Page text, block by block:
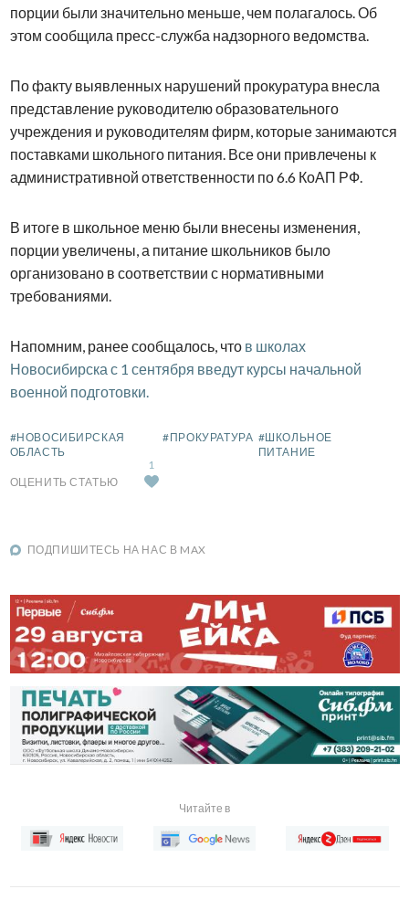
порции были значительно меньше, чем полагалось. Об
этом сообщила пресс-служба надзорного ведомства.
По факту выявленных нарушений прокуратура внесла
представление руководителю образовательного
учреждения и руководителям фирм, которые занимаются
поставками школьного питания. Все они привлечены к
административной ответственности по 6.6 КоАП РФ.
В итоге в школьное меню были внесены изменения,
порции увеличены, а питание школьников было
организовано в соответствии с нормативными
требованиями.
Напомним, ранее сообщалось, что в школах
Новосибирска с 1 сентября введут курсы начальной
военной подготовки.
#НОВОСИБИРСКАЯ
ОБЛАСТЬ
#ПРОКУРАТУРА #ШКОЛЬНОЕ
ПИТАНИЕ
ОЦЕНИТЬ СТАТЬЮ
1
ПОДПИШИТЕСЬ НА НАС В MAX
Читайте в